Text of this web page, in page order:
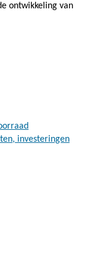
ontwikkeling van
investeringen